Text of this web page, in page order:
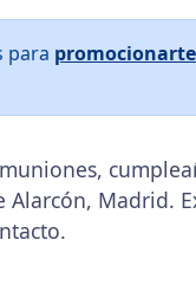
para
Alarcón, Madrid.